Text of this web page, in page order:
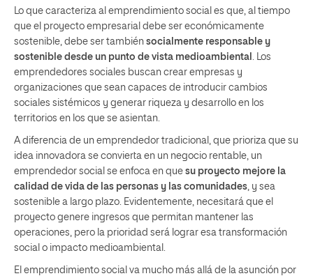
Lo que caracteriza al emprendimiento social es que, al tiempo
que el proyecto empresarial debe ser económicamente
sostenible, debe ser también socialmente responsable y
sostenible desde un punto de vista medioambiental
. Los
emprendedores sociales buscan crear empresas y
organizaciones que sean capaces de introducir cambios
sociales sistémicos y generar riqueza y desarrollo en los
territorios en los que se asientan.
A diferencia de un emprendedor tradicional, que prioriza que su
idea innovadora se convierta en un negocio rentable, un
emprendedor social se enfoca en que su proyecto mejore la
calidad de vida de las personas y las comunidades , y sea
sostenible a largo plazo. Evidentemente, necesitará que el
proyecto genere ingresos que permitan mantener las
operaciones, pero la prioridad será lograr esa transformación
social o impacto medioambiental.
El emprendimiento social va mucho más allá de la asunción por